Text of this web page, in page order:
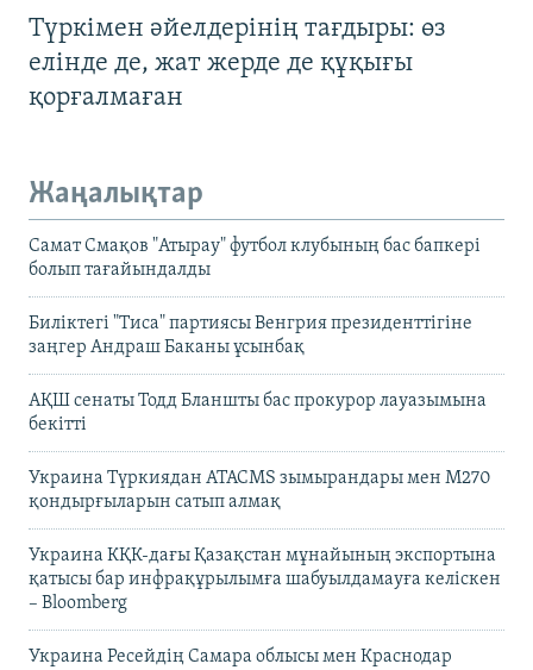
Түркімен әйелдерінің тағдыры: өз
елінде де, жат жерде де құқығы
қорғалмаған
Жаңалықтар
Самат Смақов "Атырау" футбол клубының бас бапкері
болып тағайындалды
Биліктегі "Тиса" партиясы Венгрия президенттігіне
заңгер Андраш Баканы ұсынбақ
АҚШ сенаты Тодд Бланшты бас прокурор лауазымына
бекітті
Украина Түркиядан ATACMS зымырандары мен M270
қондырғыларын сатып алмақ
Украина КҚК-дағы Қазақстан мұнайының экспортына
қатысы бар инфрақұрылымға шабуылдамауға келіскен
– Bloomberg
Украина Ресейдің Самара облысы мен Краснодар